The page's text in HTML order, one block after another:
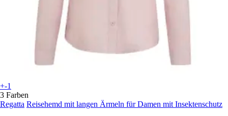
+-1
3 Farben
Regatta Reisehemd mit langen Ärmeln für Damen mit Insektenschutz